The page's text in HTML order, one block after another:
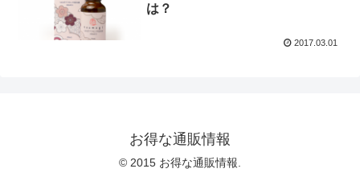
は？
2017.03.01
お得な通販情報
© 2015 お得な通販情報.